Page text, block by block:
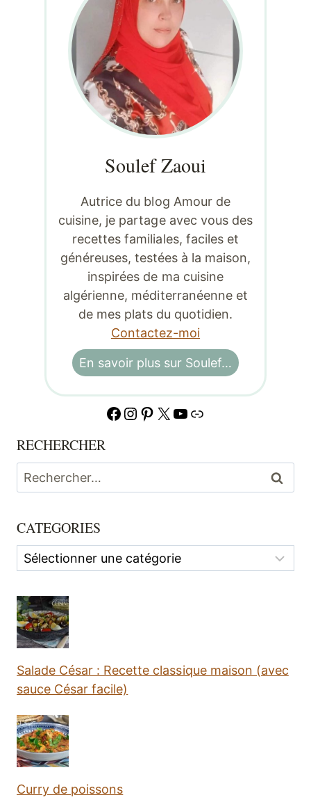
Soulef Zaoui
Autrice du blog Amour de
cuisine, je partage avec vous des
recettes familiales, faciles et
généreuses, testées à la maison,
inspirées de ma cuisine
algérienne, méditerranéenne et
de mes plats du quotidien.
Contactez-moi
En savoir plus sur Soulef…
Facebook
Instagram
Pinterest
X YouTube
Lien
RECHERCHER
Rechercher :
CATEGORIES
Categories
Salade César : Recette classique maison (avec
sauce César facile)
Curry de poissons